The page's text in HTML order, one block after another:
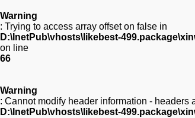
Warning
: Trying to access array offset on false in
D:\InetPub\vhosts\likebest-
on line
66
Warning
: Cannot modify header information -
D:\InetPub\vhosts\likebest-